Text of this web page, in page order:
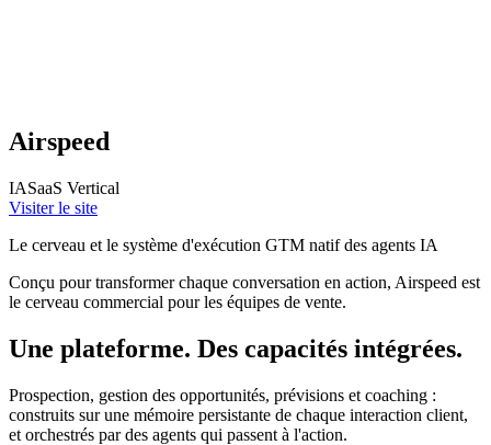
Airspeed
IASaaS Vertical
Visiter le site
Le cerveau et le système d'exécution GTM natif des agents IA
Conçu pour transformer chaque conversation en action, Airspeed est
le cerveau commercial pour les équipes de vente.
Une plateforme. Des capacités intégrées.
Prospection, gestion des opportunités, prévisions et coaching :
construits sur une mémoire persistante de chaque interaction client,
et orchestrés par des agents qui passent à l'action.